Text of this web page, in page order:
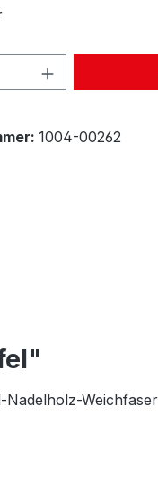
Anzahl: Gib
1004-00262